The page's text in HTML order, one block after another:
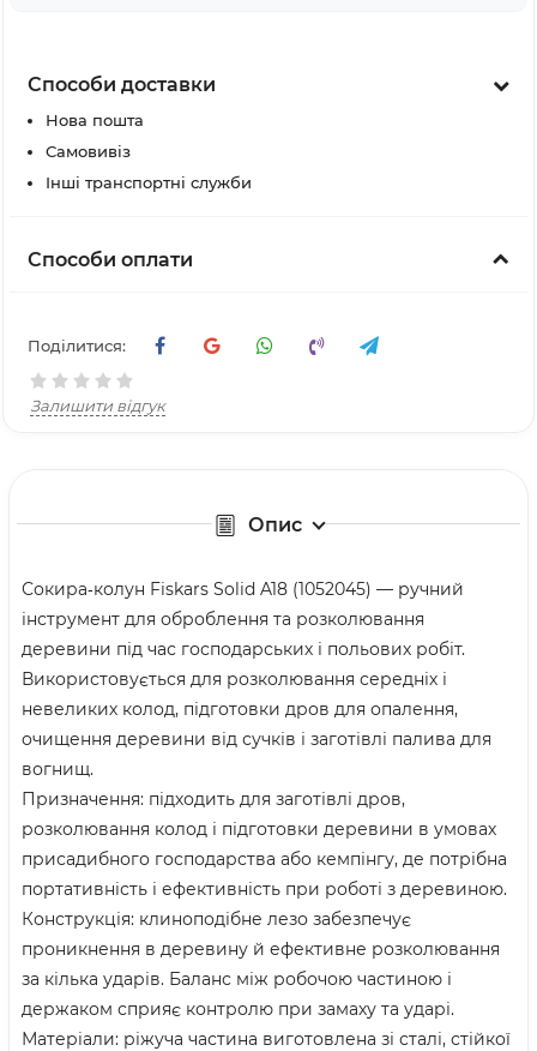
Способи доставки
Нова пошта
Самовивіз
Інші транспортні служби
Способи оплати
Поділитися:
Залишити відгук
Опис
Сокира‑колун Fiskars Solid A18 (1052045) — ручний
інструмент для оброблення та розколювання
деревини під час господарських і польових робіт.
Використовується для розколювання середніх і
невеликих колод, підготовки дров для опалення,
очищення деревини від сучків і заготівлі палива для
вогнищ.
Призначення: підходить для заготівлі дров,
розколювання колод і підготовки деревини в умовах
присадибного господарства або кемпінгу, де потрібна
портативність і ефективність при роботі з деревиною.
Конструкція: клиноподібне лезо забезпечує
проникнення в деревину й ефективне розколювання
за кілька ударів. Баланс між робочою частиною і
держаком сприяє контролю при замаху та ударі.
Матеріали: ріжуча частина виготовлена зі сталі, стійкої